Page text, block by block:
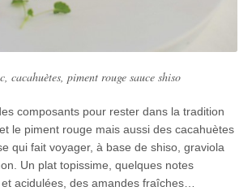
cacahuètes, piment rouge sauce shiso
composants pour rester dans la tradition
le piment rouge mais aussi des cacahuètes
qui fait voyager, à base de shiso, graviola
Un plat topissime, quelques notes
acidulées, des amandes fraîches…